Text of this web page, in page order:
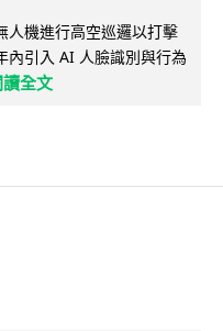
人機進行高空巡邏以打擊
內引入 AI 人臉識別與行為
讀全文